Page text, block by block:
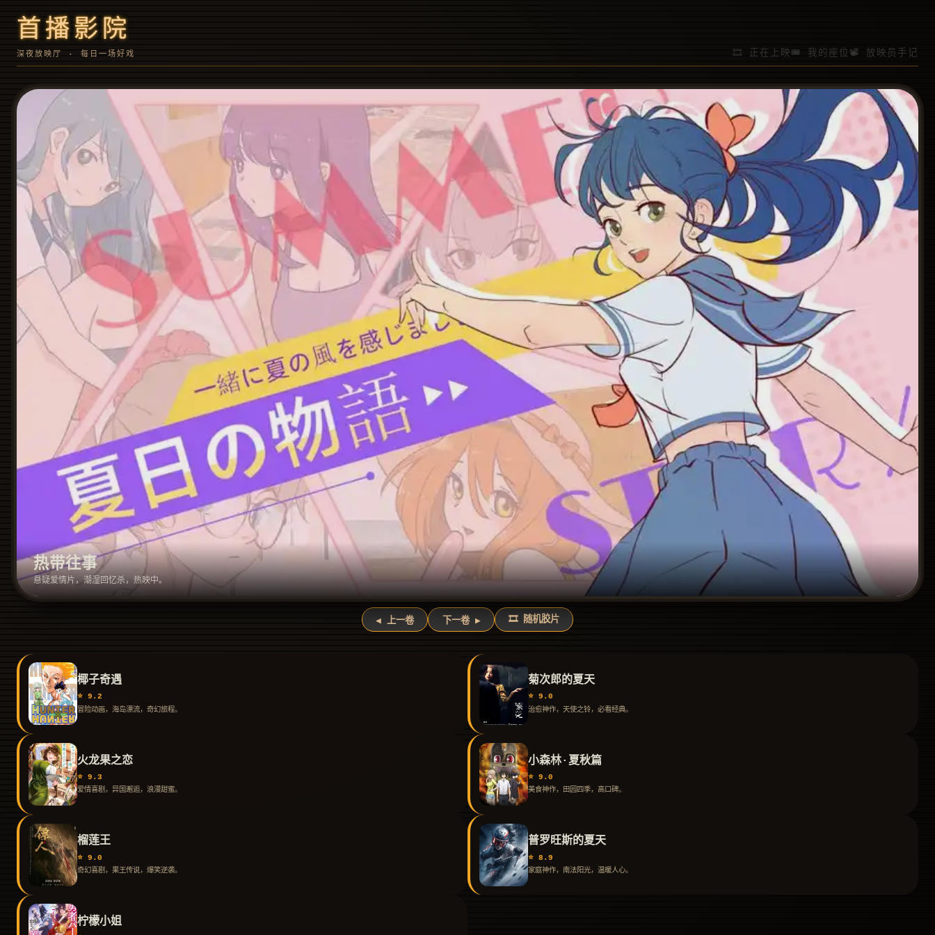
首播影院
深夜放映厅 · 每日一场好戏 🎞️ 正在上映 🎟️ 我的座位📽️ 放映员手记
热带往事
悬疑爱情片，潮湿回忆杀，热映中。
◀ 上一卷 下一卷 ▶ 🎞️ 随机胶片
椰子奇遇
⭐ 9.2
冒险动画，海岛漂流，奇幻旅程。
火龙果之恋
⭐ 9.3
爱情喜剧，异国邂逅，浪漫甜蜜。
榴莲王
⭐ 9.0
奇幻喜剧，果王传说，爆笑逆袭。
柠檬小姐
菊次郎的夏天
⭐ 9.0
治愈神作，天使之铃，必看经典。
小森林·夏秋篇
⭐ 9.0
美食神作，田园四季，高口碑。
普罗旺斯的夏天
⭐ 8.9
家庭神作，南法阳光，温暖人心。